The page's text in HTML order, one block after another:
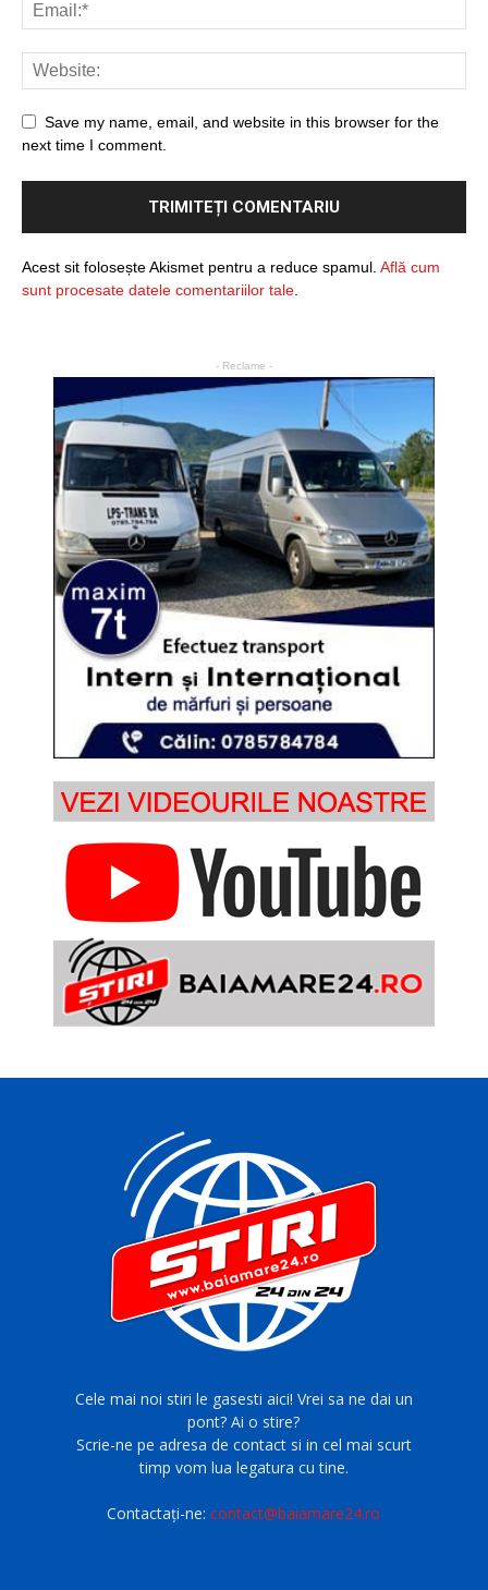
Save my name, email, and website in this browser for the
next time I comment.
Acest sit folosește Akismet pentru a reduce spamul. Află cum
sunt procesate datele comentariilor tale
- Reclame -
Cele mai noi stiri le gasesti aici! Vrei sa ne dai un
pont? Ai o stire?
Scrie-ne pe adresa de contact si in cel mai scurt
timp vom lua legatura cu tine.
Contactați-ne:contact@baiamare24.ro